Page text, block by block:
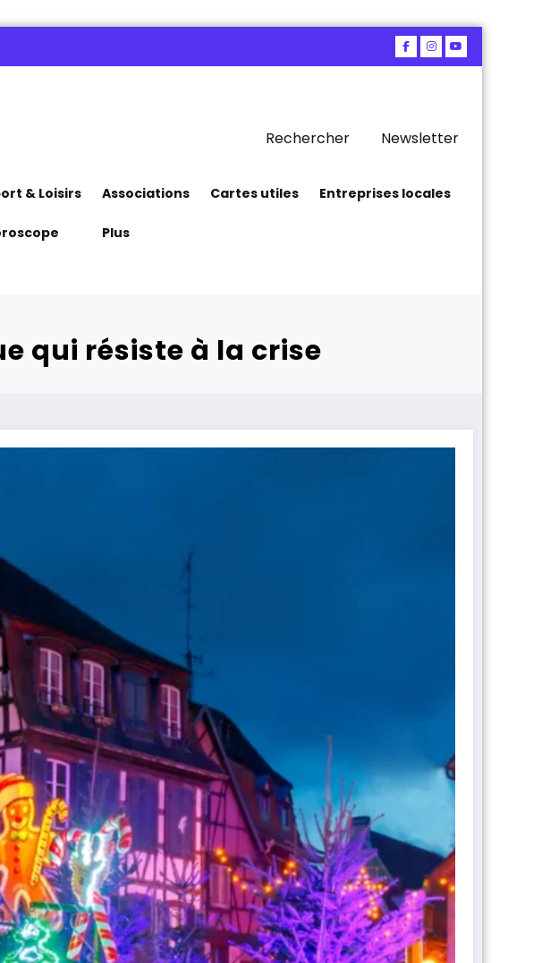
Rechercher Newsletter
& Loisirs Associations Cartes utiles Entreprises locales
Plus
qui résiste à la crise